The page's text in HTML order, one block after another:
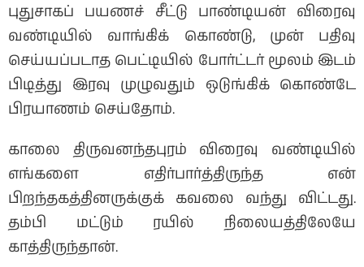
புதுசாகப் பயணச் சீட்டு பாண்டியன் விரைவு
வண்டியில் வாங்கிக் கொண்டு, முன் பதிவு
செய்யப்படாத பெட்டியில் போர்ட்டர் மூலம் இடம்
பிடித்து இரவு முழுவதும் ஒடுங்கிக் கொண்டே
பிரயாணம் செய்தோம்.
காலை திருவனந்தபுரம் விரைவு வண்டியில்
எங்களை எதிர்பார்த்திருந்த என்
பிறந்தகத்தினருக்குக் கவலை வந்து விட்டது.
தம்பி மட்டும் ரயில் நிலையத்திலேயே
காத்திருந்தான்.